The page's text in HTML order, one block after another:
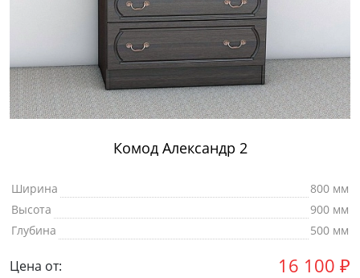
Комод Александр 2
Ширина
800 мм
Высота
900 мм
Глубина
500 мм
Цена от: 16 100 ₽